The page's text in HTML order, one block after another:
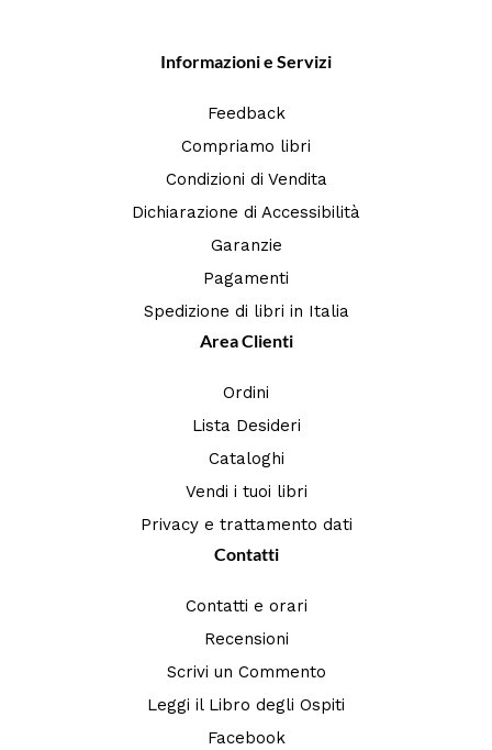
Informazioni e Servizi
Feedback
Compriamo libri
Condizioni di Vendita
Dichiarazione di Accessibilità
Garanzie
Pagamenti
Spedizione di libri in Italia
Area Clienti
Ordini
Lista Desideri
Cataloghi
Vendi i tuoi libri
Privacy e trattamento dati
Contatti
Contatti e orari
Recensioni
Scrivi un Commento
Leggi il Libro degli Ospiti
Facebook